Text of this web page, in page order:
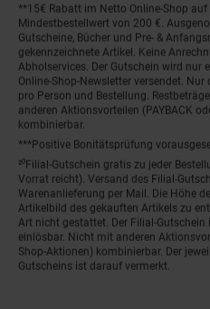
**15€ Rabatt im Netto Online-Shop
Mindestbestellwert von 200 €.
Gutscheine, Bücher und Pre- &
gekennzeichnete Artikel. Keine
Abholservices. Der Gutschein wird nur
Online-Shop-Newsletter versendet.
pro Person und Bestellung.
anderen Aktionsvorteilen (PAYBACK
kombinierbar.
***Positive Bonitätsprüfung
²⁰Filial-Gutschein gratis zu jeder
Vorrat reicht). Versand des Filial-
Warenanlieferung per Mail. Die Höhe
Artikelbild des gekauften Artikels zu
Art nicht gestattet. Der Filial-
einlösbar. Nicht mit anderen
Shop-Aktionen) kombinierbar. Der
Gutscheins ist darauf vermerkt.